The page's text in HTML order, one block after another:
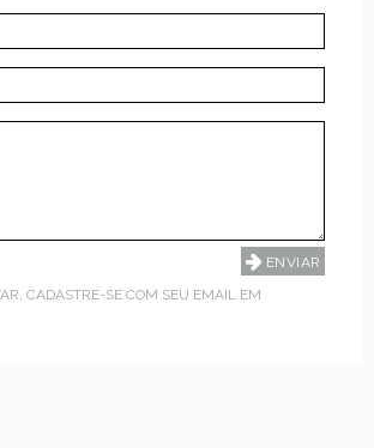
CADASTRE-SE COM SEU EMAIL EM